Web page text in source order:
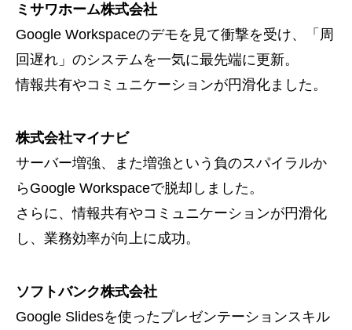
ミサワホーム株式会社
Google Workspaceのデモを見て衝撃を受け、「周
回遅れ」のシステムを一気に最先端に更新。
情報共有やコミュニケーションが円滑化ました。
株式会社マイナビ
サーバー増強、また増強という負のスパイラルか
らGoogle Workspaceで脱却しました。
さらに、情報共有やコミュニケーションが円滑化
し、業務効率が向上に成功。
ソフトバンク株式会社
Google Slidesを使ったプレゼンテーションスキル